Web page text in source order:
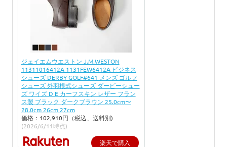
ジェイエムウエストン J.M.WESTON
11311016412A 1131FEW6412A ビジネス
シューズ DERBY GOLF#641 メンズ ゴルフ
シューズ 外羽根式シューズ ダービーシュー
ズ ワイズ D E カーフスキン レザー フラン
ス製 ブラック ダークブラウン 25.0cm〜
28.0cm 26cm 27cm
価格：102,910円（税込、送料別)
(2026/6/11時点)
楽天で購入